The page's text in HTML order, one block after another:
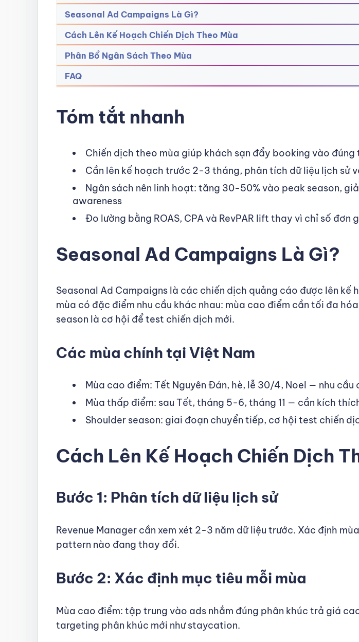
Seasonal Ad Campaigns Là Gì?
Cách Lên Kế Hoạch Chiến Dịch Theo Mùa
Phân Bổ Ngân Sách Theo Mùa
FAQ
Tóm tắt nhanh
Chiến dịch theo mùa giúp khách sạn đẩy booking vào
Cần lên kế hoạch trước 2-3 tháng, phân tích dữ liệu lịch sử
Ngân sách nên linh hoạt: tăng 30-50% vào peak season,
awareness
Đo lường bằng ROAS, CPA và RevPAR lift thay vì chỉ số đơn
Seasonal Ad Campaigns Là Gì?
Seasonal Ad Campaigns là các chiến dịch quảng cáo được lên
mùa có đặc điểm nhu cầu khác nhau: mùa cao điểm cần tối đa
season là cơ hội để test chiến dịch mới.
Các mùa chính tại Việt Nam
Mùa cao điểm: Tết Nguyên Đán, hè, lễ 30/4, Noel — nhu
Mùa thấp điểm: sau Tết, tháng 5-6, tháng 11 — cần kích
Shoulder season: giai đoạn chuyển tiếp, cơ hội test chiến
Cách Lên Kế Hoạch Chiến Dịch
Bước 1: Phân tích dữ liệu lịch sử
Revenue Manager cần xem xét 2-3 năm dữ liệu trước. Xác định
pattern nào đang thay đổi.
Bước 2: Xác định mục tiêu mỗi mùa
Mùa cao điểm: tập trung vào ads nhắm đúng phân khúc trả giá
targeting phân khúc mới như staycation.